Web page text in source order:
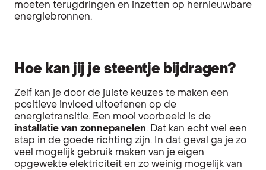
moeten terugdringen en inzetten op hernieuwbare
energiebronnen.
Hoe kan jij je steentje bijdragen?
Zelf kan je door de juiste keuzes te maken een
positieve invloed uitoefenen op de
energietransitie. Een mooi voorbeeld is de
installatie van zonnepanelen. Dat kan echt wel een
stap in de goede richting zijn. In dat geval ga je zo
veel mogelijk gebruik maken van je eigen
opgewekte elektriciteit en zo weinig mogelijk van